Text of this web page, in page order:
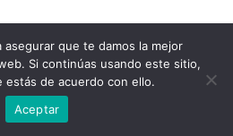
asegurar que te damos la mejor
Si continúas usando este sitio,
estás de acuerdo con ello.
Aceptar